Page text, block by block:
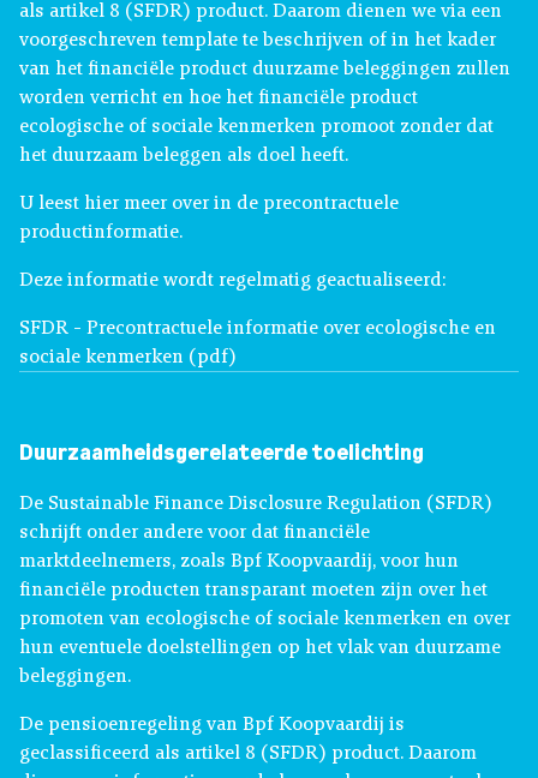
als artikel 8 (SFDR) product. Daarom dienen we via een
voorgeschreven template te beschrijven of in het kader
van het financiële product duurzame beleggingen zullen
worden verricht en hoe het financiële product
ecologische of sociale kenmerken promoot zonder dat
het duurzaam beleggen als doel heeft.
U leest hier meer over in de precontractuele
productinformatie.
Deze informatie wordt regelmatig geactualiseerd:
SFDR - Precontractuele informatie over ecologische en
sociale kenmerken (pdf)
Duurzaamheidsgerelateerde toelichting
De Sustainable Finance Disclosure Regulation (SFDR)
schrijft onder andere voor dat financiële
marktdeelnemers, zoals Bpf Koopvaardij, voor hun
financiële producten transparant moeten zijn over het
promoten van ecologische of sociale kenmerken en over
hun eventuele doelstellingen op het vlak van duurzame
beleggingen.
De pensioenregeling van Bpf Koopvaardij is
geclassificeerd als artikel 8 (SFDR) product. Daarom